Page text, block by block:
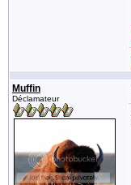
Muffin
Déclamateur